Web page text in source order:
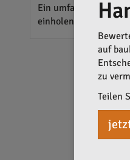
Ein umfangreicher
einholen, können
auf
zu
Teilen